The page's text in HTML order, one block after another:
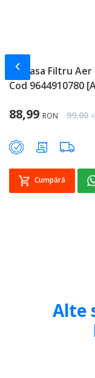
Carcasa Filtru
Cod 9644910780
Special Price
88,99 RON 99,00
Cumpără
Slide-ul anterior
Alte